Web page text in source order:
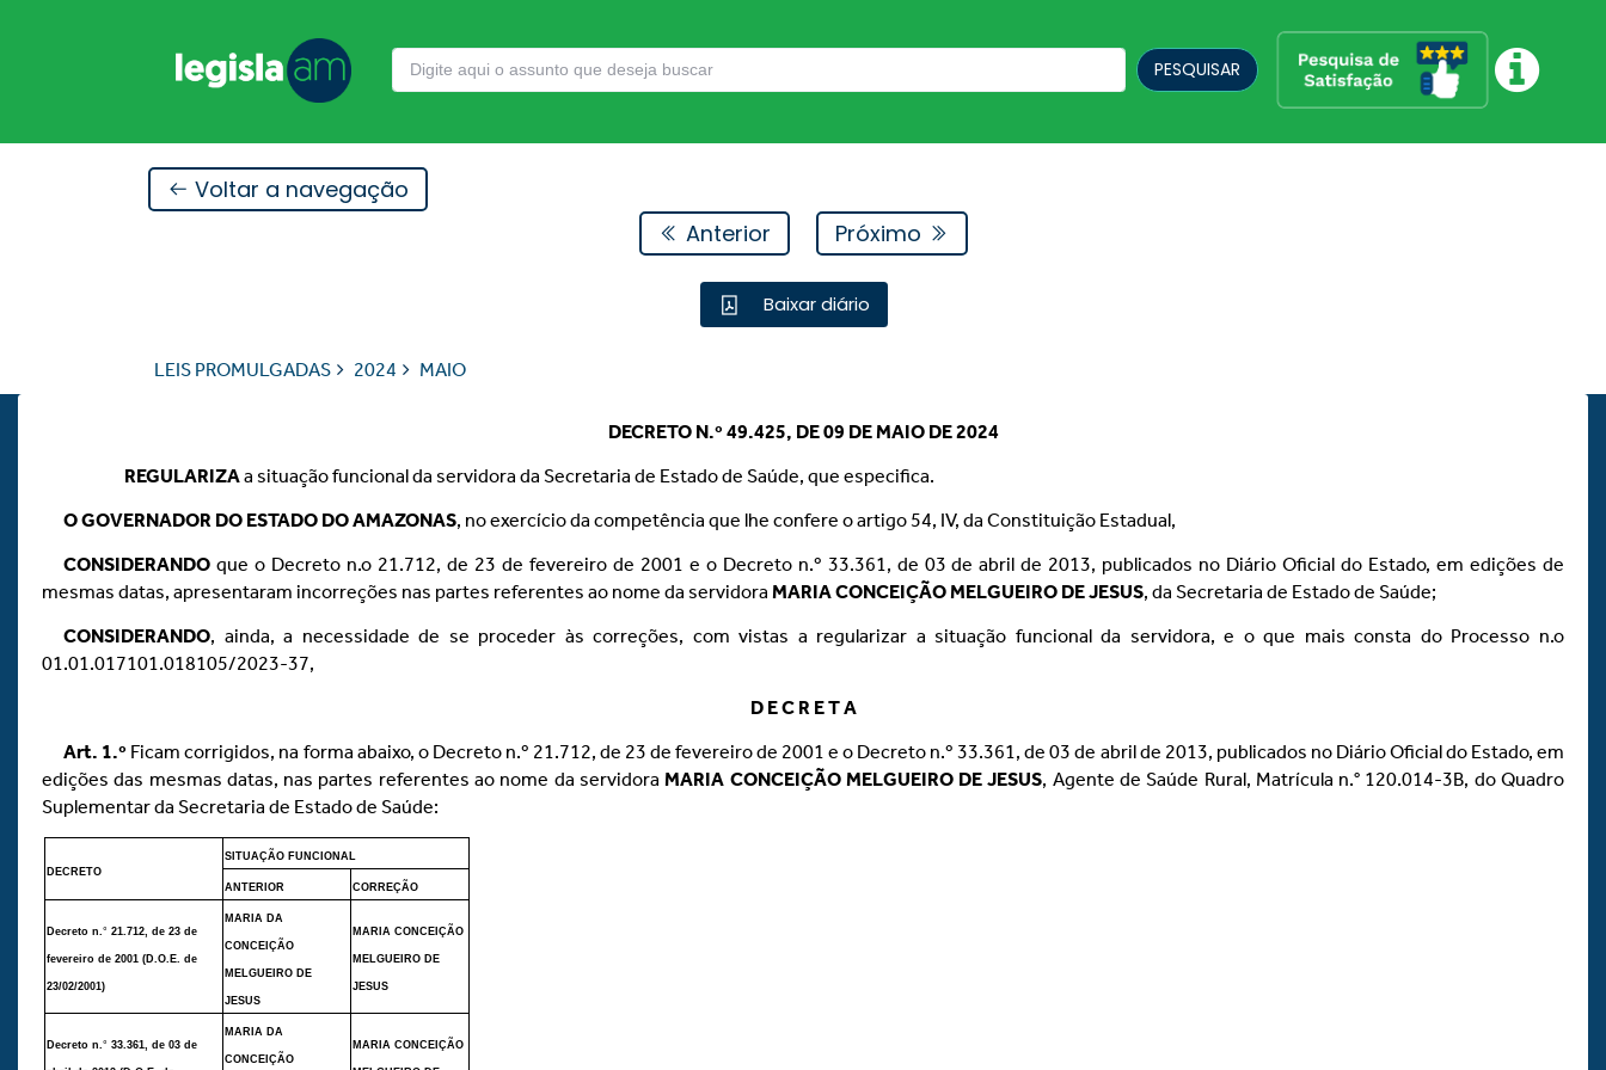
PESQUISAR
Voltar a navegação
Anterior
Próximo
Baixar diário
LEIS PROMULGADAS 2024 MAIO
DECRETO N.º 49.425, DE 09 DE MAIO DE 2024
REGULARIZAa situação funcional da servidora da Secretaria de Estado de Saúde, que especifica.
O GOVERNADOR DO ESTADO DO AMAZONAS, no exercício da competência que lhe confere o artigo 54, IV, da Constituição Estadual,
CONSIDERANDO que o Decreto n.o 21.712, de 23 de fevereiro de 2001 e o Decreto n.º 33.361, de 03 de abril de 2013, publicados no Diário Oficial do Estado, em edições de
mesmas datas, apresentaram incorreções nas partes referentes ao nome da servidora MARIA CONCEIÇÃO MELGUEIRO DE JESUS, da Secretaria de Estado de Saúde;
CONSIDERANDO, ainda, a necessidade de se proceder às correções, com vistas a regularizar a situação funcional da servidora, e o que mais consta do Processo n.o
01.01.017101.018105/2023-37,
D E C R E T A
Art. 1.º Ficam corrigidos, na forma abaixo, o Decreto n.º 21.712, de 23 de fevereiro de 2001 e o Decreto n.º 33.361, de 03 de abril de 2013, publicados no Diário Oficial do Estado, em
edições das mesmas datas, nas partes referentes ao nome da servidoraMARIA CONCEIÇÃO MELGUEIRO DE JESUS, Agente de Saúde Rural, Matrícula n.° 120.014-3B, do Quadro
Suplementar da Secretaria de Estado de Saúde:
DECRETO
SITUAÇÃO FUNCIONAL
ANTERIOR CORREÇÃO
Decreto n.°21.712, de 23 de
fevereiro de 2001 (D.O.E. de
23/02/2001)
MARIA DA
CONCEIÇÃO
MELGUEIRO DE
JESUS
MARIA CONCEIÇÃO
MELGUEIRO DE
JESUS
Decreto n.°33.361, de 03 de
MARIA DA
CONCEIÇÃO
MARIA CONCEIÇÃO